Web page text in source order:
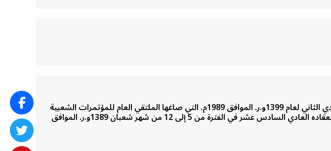
مؤتمر الشعب العام،، تنفيذاً لقرارات المؤتمرات الشعبية الأساسية في دور انعقادها العادي الثاني لعام 1399و.ر. الموافق 1989م. التي صاغها الملتقي العام للمؤتمرات الشعبية
واللجان الشعبية والنقابات والاتحادات والروابط المهنية( مؤتمر الشعب العام ) في دور انعقاده العادي السادس عشر في الفترة من 5 إلى 12 من شهر شعبان 1389و.ر. الموافق